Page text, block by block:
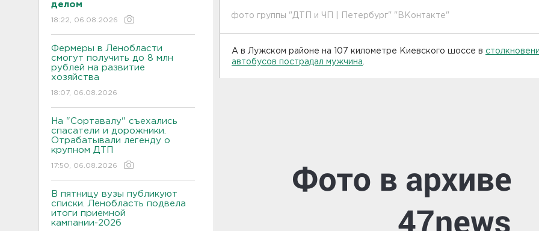
делом
18:22, 06.08.2026
Фермеры в Ленобласти
смогут получить до 8 млн
рублей на развитие
хозяйства
18:07, 06.08.2026
На "Сортавалу" съехались
спасатели и дорожники.
Отрабатывали легенду о
крупном ДТП
17:50, 06.08.2026
В пятницу вузы публикуют
списки. Ленобласть подвела
итоги приемной
кампании-2026
фото группы "ДТП и ЧП | Петербург" "ВКонтакте"
А в Лужском районе на 107 километре Киевского шоссе в
автобусов пострадал мужчина